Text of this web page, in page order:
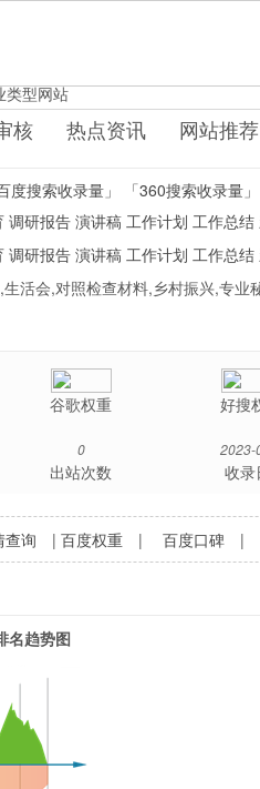
核 热点资讯 网站推荐
类型网站
度搜索收录量」 「360搜索收录量」
调研报告 演讲稿 工作计划 工作总结
调研报告 演讲稿 工作计划 工作总结
活会,对照检查材料,乡村振兴,专业
谷歌权重 好搜
0
出站次数
2023-
收录
查询 |百度权重 |百度口碑
名趋势图